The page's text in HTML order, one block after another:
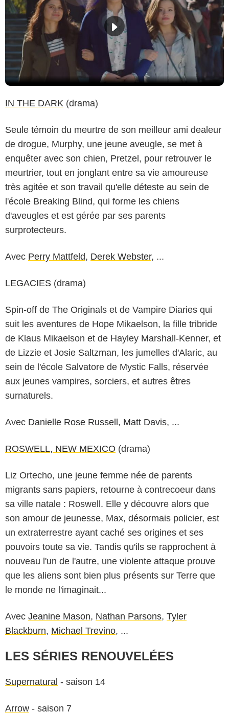
IN THE DARK (drama)
Seule témoin du meurtre de son meilleur ami dealeur
de drogue, Murphy, une jeune aveugle, se met à
enquêter avec son chien, Pretzel, pour retrouver le
meurtrier, tout en jonglant entre sa vie amoureuse
très agitée et son travail qu'elle déteste au sein de
l'école Breaking Blind, qui forme les chiens
d'aveugles et est gérée par ses parents
surprotecteurs.
Avec Perry Mattfeld, Derek Webster, ...
LEGACIES (drama)
Spin-off de The Originals et de Vampire Diaries qui
suit les aventures de Hope Mikaelson, la fille tribride
de Klaus Mikaelson et de Hayley Marshall-Kenner, et
de Lizzie et Josie Saltzman, les jumelles d'Alaric, au
sein de l'école Salvatore de Mystic Falls, réservée
aux jeunes vampires, sorciers, et autres êtres
surnaturels.
Avec Danielle Rose Russell, Matt Davis, ...
ROSWELL, NEW MEXICO (drama)
Liz Ortecho, une jeune femme née de parents
migrants sans papiers, retourne à contrecoeur dans
sa ville natale : Roswell. Elle y découvre alors que
son amour de jeunesse, Max, désormais policier, est
un extraterrestre ayant caché ses origines et ses
pouvoirs toute sa vie. Tandis qu'ils se rapprochent à
nouveau l'un de l'autre, une violente attaque prouve
que les aliens sont bien plus présents sur Terre que
le monde ne l'imaginait...
Avec Jeanine Mason, Nathan Parsons, Tyler
Blackburn, Michael Trevino, ...
LES SÉRIES RENOUVELÉES
Supernatural - saison 14
Arrow - saison 7